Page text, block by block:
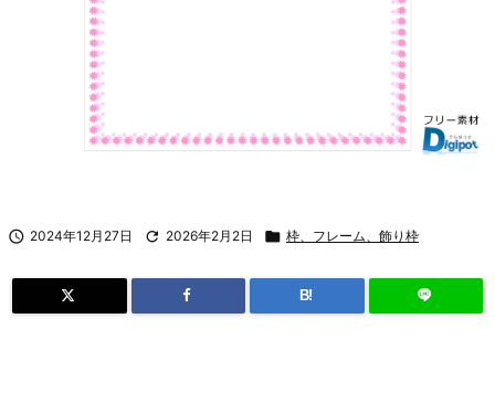
 2024年12月27日  2026年2月2日  枠、フレーム、飾り枠
B!